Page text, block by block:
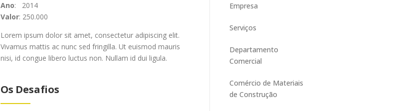
Ano: 2014
Valor: 250.000
Lorem ipsum dolor sit amet, consectetur adipiscing elit.
Vivamus mattis ac nunc sed fringilla. Ut euismod mauris
nisi, id congue libero luctus non. Nullam id dui ligula.
Os Desafios
Empresa
Serviços
Departamento
Comercial
Comércio de Materiais
de Construção